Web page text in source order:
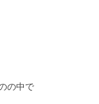
の中で